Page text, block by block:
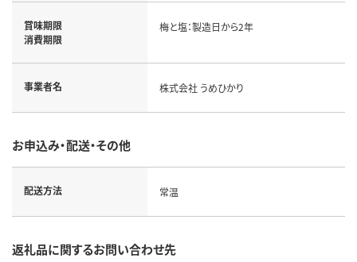
賞味期限
消費期限
梅と塩：製造日から2年
事業者名 株式会社 うめひかり
お申込み・配送・その他
配送方法 常温
返礼品に関するお問い合わせ先